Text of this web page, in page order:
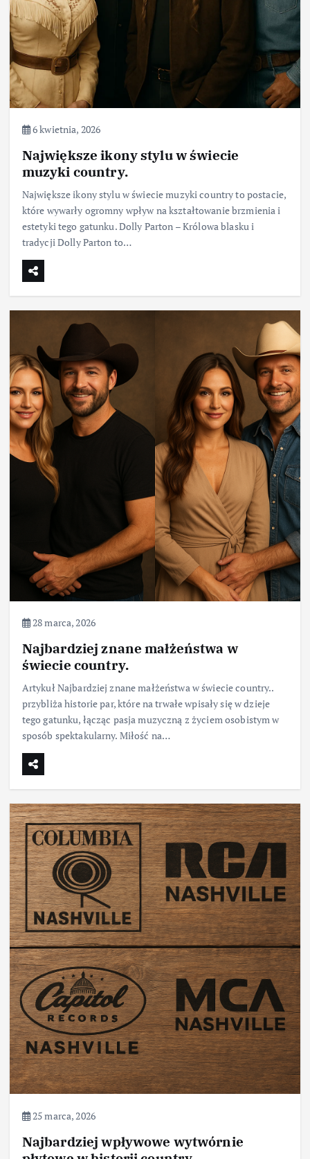
6 kwietnia, 2026
Największe ikony stylu w świecie
muzyki country.
Największe ikony stylu w świecie muzyki country to postacie,
które wywarły ogromny wpływ na kształtowanie brzmienia i
estetyki tego gatunku. Dolly Parton – Królowa blasku i
tradycji Dolly Parton to…
28 marca, 2026
Najbardziej znane małżeństwa w
świecie country.
Artykuł Najbardziej znane małżeństwa w świecie country..
przybliża historie par, które na trwałe wpisały się w dzieje
tego gatunku, łącząc pasja muzyczną z życiem osobistym w
sposób spektakularny. Miłość na…
25 marca, 2026
Najbardziej wpływowe wytwórnie